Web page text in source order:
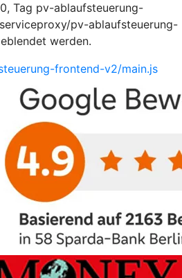
Tag pv-ablaufsteuerung-
pv-ablaufsteuerung-
werden.
frontend-v2/main.js